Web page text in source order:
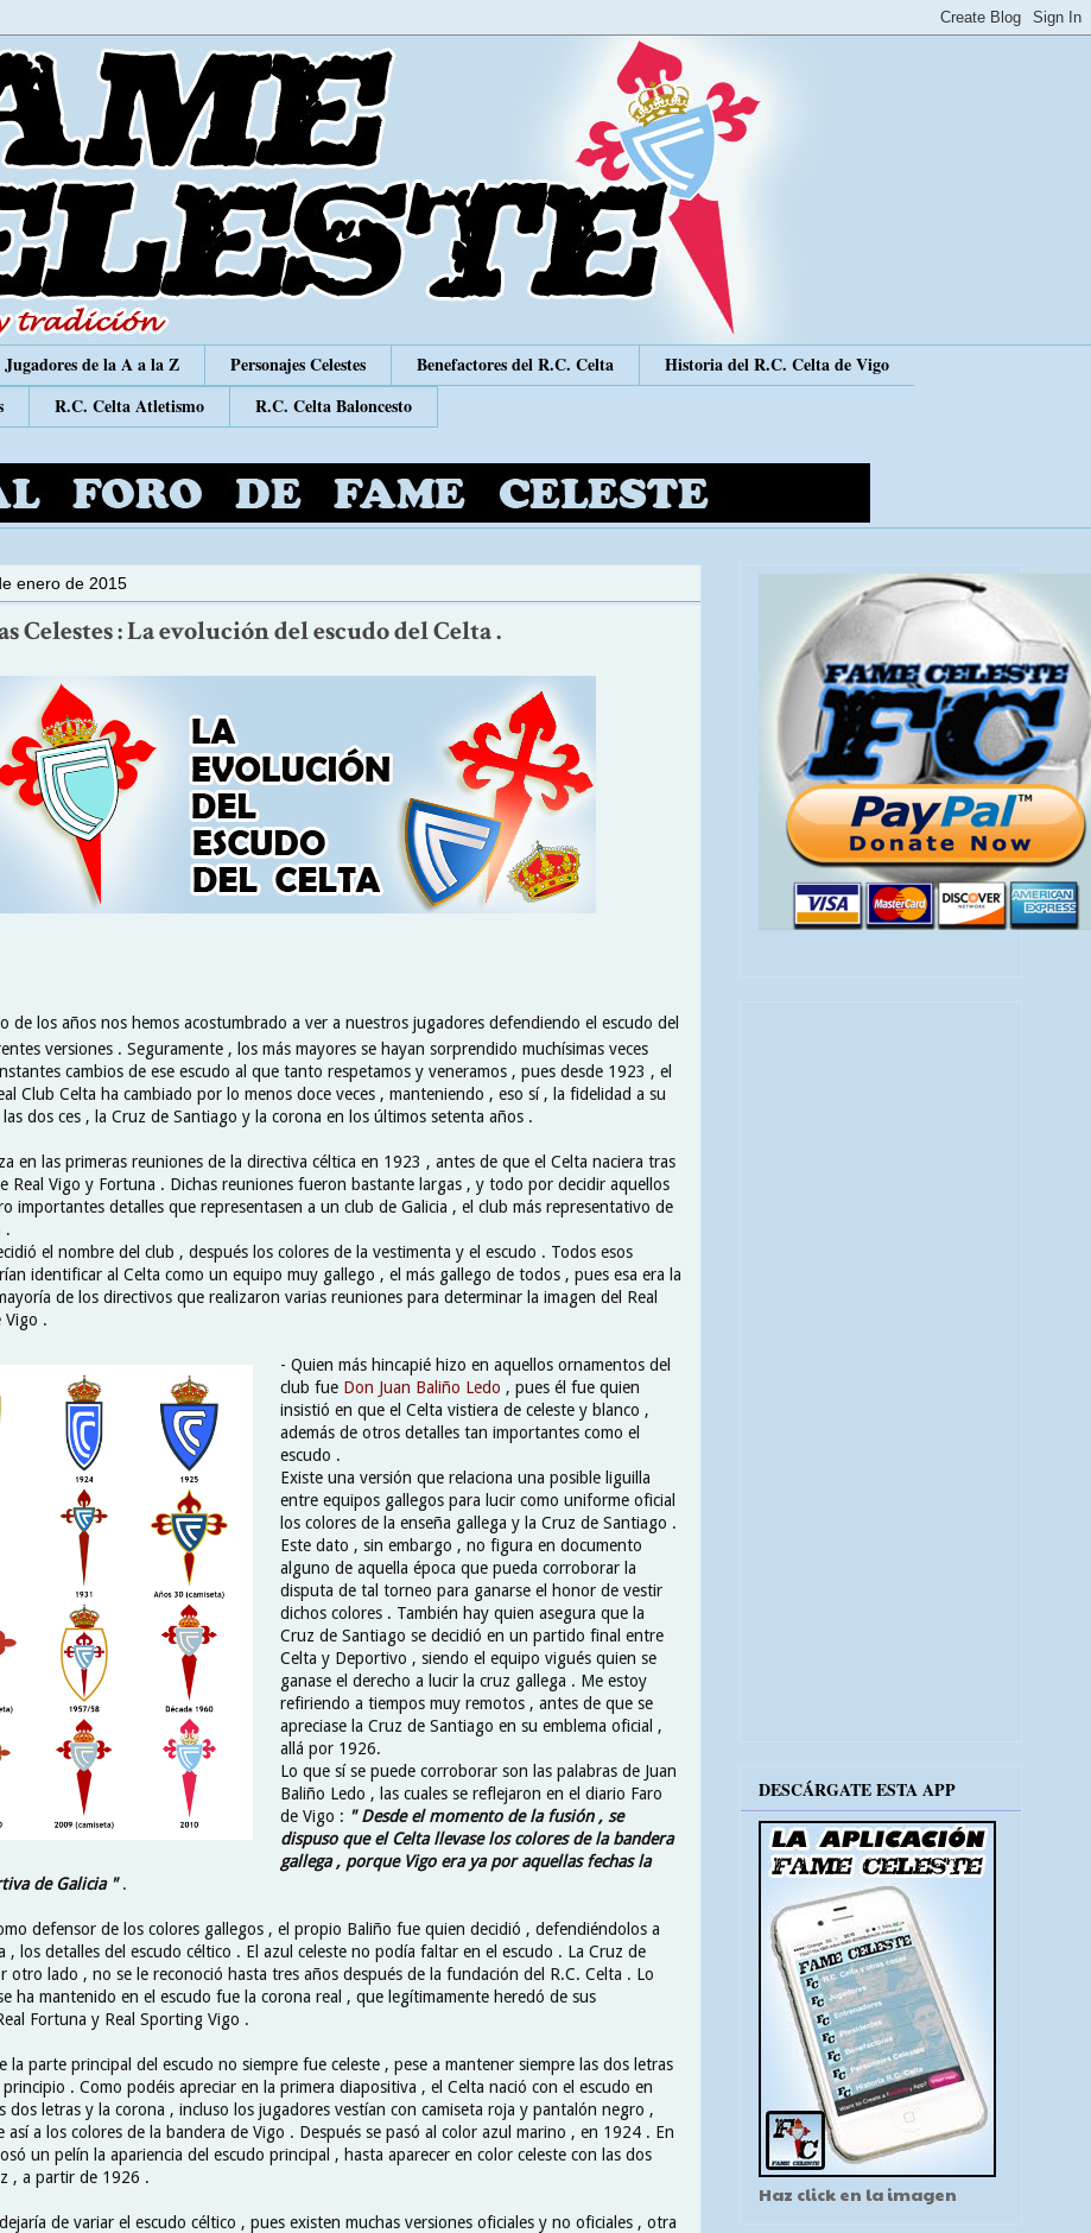
Jugadores de la A a la Z Personajes Celestes Benefactores del R.C. Celta
Historia del R.C. Celta de Vigo
R.C. Celta Atletismo R.C. Celta Baloncesto
enero de 2015
Celestes : La evolución del escudo del Celta .
de los años nos hemos acostumbrado a ver a nuestros jugadores defendiendo el escudo del
versiones . Seguramente , los más mayores se hayan sorprendido muchísimas veces
cambios de ese escudo al que tanto respetamos y veneramos , pues desde 1923 , el
Club Celta ha cambiado por lo menos doce veces , manteniendo , eso sí , la fidelidad a su
dos ces , la Cruz de Santiago y la corona en los últimos setenta años .
en las primeras reuniones de la directiva céltica en 1923 , antes de que el Celta naciera tras
Real Vigo y Fortuna . Dichas reuniones fueron bastante largas , y todo por decidir aquellos
importantes detalles que representasen a un club de Galicia , el club más representativo de
.
el nombre del club , después los colores de la vestimenta y el escudo . Todos esos
identificar al Celta como un equipo muy gallego , el más gallego de todos , pues esa era la
de los directivos que realizaron varias reuniones para determinar la imagen del Real
Vigo .
- Quien más hincapié hizo en aquellos ornamentos del
club fue Don Juan Baliño Ledo , pues él fue quien
insistió en que el Celta vistiera de celeste y blanco ,
además de otros detalles tan importantes como el
escudo .
Existe una versión que relaciona una posible liguilla
entre equipos gallegos para lucir como uniforme oficial
los colores de la enseña gallega y la Cruz de Santiago .
Este dato , sin embargo , no figura en documento
alguno de aquella época que pueda corroborar la
disputa de tal torneo para ganarse el honor de vestir
dichos colores . También hay quien asegura que la
Cruz de Santiago se decidió en un partido final entre
Celta y Deportivo , siendo el equipo vigués quien se
ganase el derecho a lucir la cruz gallega . Me estoy
refiriendo a tiempos muy remotos , antes de que se
apreciase la Cruz de Santiago en su emblema oficial ,
allá por 1926.
Lo que sí se puede corroborar son las palabras de Juan
Baliño Ledo , las cuales se reflejaron en el diario Faro
de Vigo : " Desde el momento de la fusión , se
dispuso que el Celta llevase los colores de la bandera
gallega , porque Vigo era ya por aquellas fechas la
de Galicia ".
defensor de los colores gallegos , el propio Baliño fue quien decidió , defendiéndolos a
, los detalles del escudo céltico . El azul celeste no podía faltar en el escudo . La Cruz de
otro lado , no se le reconoció hasta tres años después de la fundación del R.C. Celta . Lo
ha mantenido en el escudo fue la corona real , que legítimamente heredó de sus
Fortuna y Real Sporting Vigo .
la parte principal del escudo no siempre fue celeste , pese a mantener siempre las dos letras
. Como podéis apreciar en la primera diapositiva , el Celta nació con el escudo en
dos letras y la corona , incluso los jugadores vestían con camiseta roja y pantalón negro ,
así a los colores de la bandera de Vigo . Después se pasó al color azul marino , en 1924 . En
un pelín la apariencia del escudo principal , hasta aparecer en color celeste con las dos
, a partir de 1926 .
de variar el escudo céltico , pues existen muchas versiones oficiales y no oficiales , otra
DESCÁRGATE ESTA APP
Haz click en la imagen